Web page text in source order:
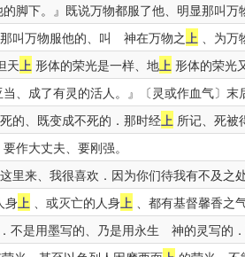
脚下。』既说万物都服了他、明显那叫万
叫万物服他的、叫 神在万物之上 、为万
天上 形体的荣光是一样、地上 形体的荣光
、成了有灵的活人。』〔灵或作血气〕末
的、既变成不死的．那时经上 所记、死被
作大丈夫、要刚强。
里来、我很喜欢．因为你们待我有不及之
身上 、或灭亡的人身上 、都有基督馨香之气
不是用墨写的、乃是用永生 神的灵写的